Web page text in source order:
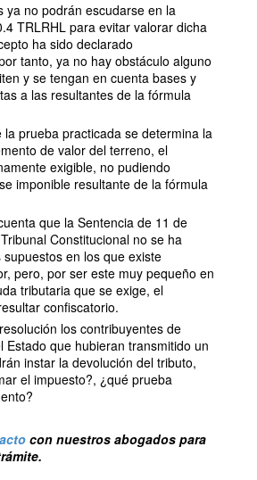
ya no podrán escudarse en la
TRLRHL para evitar valorar dicha
ha sido declarado
tanto, ya no hay obstáculo alguno
y se tengan en cuenta bases y
a las resultantes de la fórmula
la prueba practicada se determina la
de valor del terreno, el
exigible, no pudiendo
imponible resultante de la fórmula
que la Sentencia de 11 de
Constitucional no se ha
en los que existe
pero, por ser este muy pequeño en
tributaria que se exige, el
confiscatorio.
los contribuyentes de
Estado que hubieran transmitido un
instar la devolución del tributo,
el impuesto?, ¿qué prueba
con nuestros abogados para